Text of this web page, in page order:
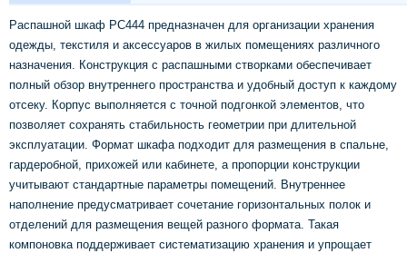
Распашной шкаф PC444 предназначен для организации хранения
одежды, текстиля и аксессуаров в жилых помещениях различного
назначения. Конструкция с распашными створками обеспечивает
полный обзор внутреннего пространства и удобный доступ к каждому
отсеку. Корпус выполняется с точной подгонкой элементов, что
позволяет сохранять стабильность геометрии при длительной
эксплуатации. Формат шкафа подходит для размещения в спальне,
гардеробной, прихожей или кабинете, а пропорции конструкции
учитывают стандартные параметры помещений. Внутреннее
наполнение предусматривает сочетание горизонтальных полок и
отделений для размещения вещей разного формата. Такая
компоновка поддерживает систематизацию хранения и упрощает